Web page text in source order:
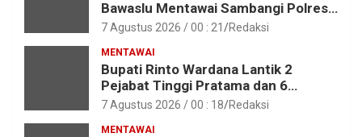
Bawaslu Mentawai Sambangi Polres
Mentawai
7 Agustus 2026 / 00 : 21 Redaksi
MENTAWAI
Bupati Rinto Wardana Lantik 2
Pejabat Tinggi Pratama dan 6
Pejabat Fungsional di Lingkungan
7 Agustus 2026 / 00 : 18 Redaksi
MENTAWAI